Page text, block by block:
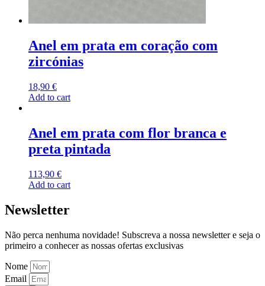
Anel em prata em coração com
zircónias
18,90 €
Add to cart
Anel em prata com flor branca e
preta pintada
113,90 €
Add to cart
Newsletter
Não perca nenhuma novidade! Subscreva a nossa newsletter e seja o
primeiro a conhecer as nossas ofertas exclusivas
Nome
Email